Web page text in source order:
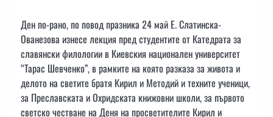
Ден по-рано, по повод празника 24 май Е. Слатинска-
Ованезова изнесе лекция пред студентите от Катедрата за
славянски филологии в Киевския национален университет
“Тарас Шевченко”, в рамките на която разказа за живота и
делото на светите братя Кирил и Методий и техните ученици,
за Преславската и Охридската книжовни школи, за първото
светско честване на Деня на просветителите Кирил и